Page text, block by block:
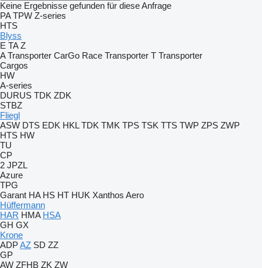
Keine Ergebnisse gefunden für diese Anfrage
PA TPW Z-series
HTS
Blyss
E TA Z
A Transporter CarGo Race Transporter T Transporter
Cargos
HW
A-series
DURUS TDK ZDK
STBZ
Fliegl
ASW DTS EDK HKL TDK TMK TPS TSK TTS TWP ZPS ZWP
HTS HW
TU
CP
2 JPZL
Azure
TPG
Garant HA HS HT HUK Xanthos Aero
Hüffermann
HAR HMA HSA
GH GX
Krone
ADPAZ SD ZZ
GP
AW ZFHB ZK ZW